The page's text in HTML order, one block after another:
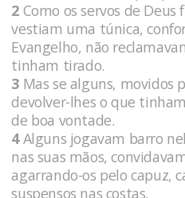
2 Como os servos de
vestiam uma túnica,
Evangelho, não
tinham tirado.
3 Mas se alguns, movidos
devolver-lhes o que
de boa vontade.
4Alguns jogavam barro
nas suas mãos,
agarrando-os pelo capuz,
suspensos nas costas.